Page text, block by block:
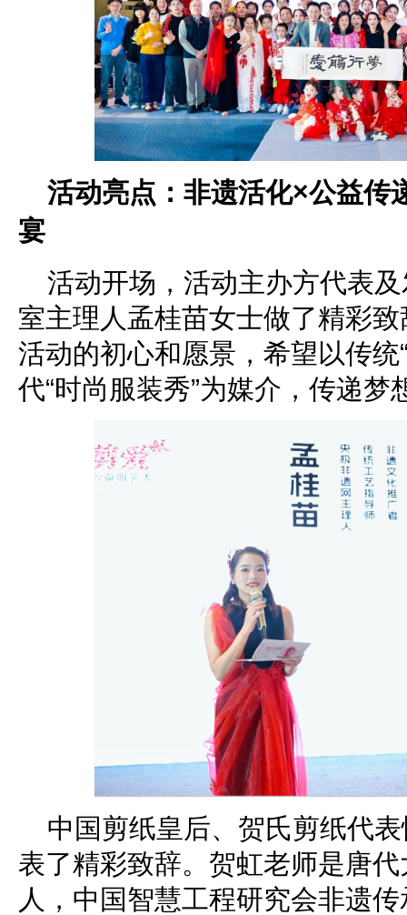
活动亮点：非遗活化×公益传
宴
活动开场，活动主办方代表
室主理人孟桂苗女士做了精彩
活动的初心和愿景，希望以传统
代“时尚服装秀”为媒介，传递梦
中国剪纸皇后、贺氏剪纸代
表了精彩致辞。贺虹老师是唐
人，中国智慧工程研究会非遗